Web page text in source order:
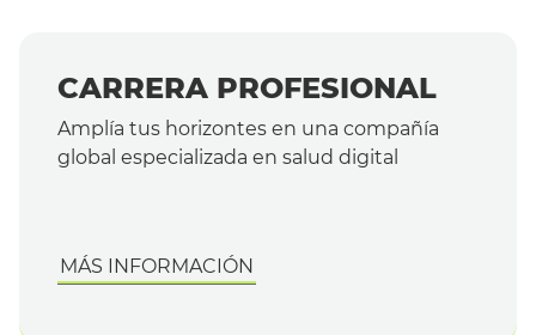
CARRERA PROFESIONAL
Amplía tus horizontes en una compañía
global especializada en salud digital
MÁS INFORMACIÓN